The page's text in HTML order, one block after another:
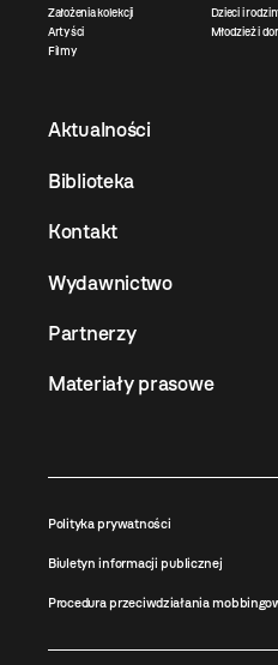
Założenia kolekcji
Artyści
Filmy
Dzieci i
Młodzież i
Aktualności
Biblioteka
Kontakt
Wydawnictwo
Partnerzy
Materiały prasowe
Polityka prywatności
Biuletyn informacji publicznej
Procedura przeciwdziałania